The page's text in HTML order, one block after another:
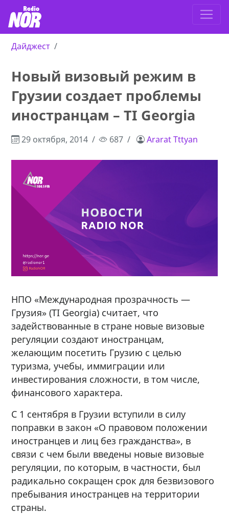
Дайджест
Новый визовый режим в
Грузии создает проблемы
иностранцам – TI Georgia
29 октября, 2014 687 Ararat Tttyan
НПО «Международная прозрачность —
Грузия» (TI Georgia) считает, что
задействованные в стране новые визовые
регуляции создают иностранцам,
желающим посетить Грузию с целью
туризма, учебы, иммиграции или
инвестирования сложности, в том числе,
финансового характера.
С 1 сентября в Грузии вступили в силу
поправки в закон «О правовом положении
иностранцев и лиц без гражданства», в
связи с чем были введены новые визовые
регуляции, по которым, в частности, был
радикально сокращен срок для безвизового
пребывания иностранцев на территории
страны.